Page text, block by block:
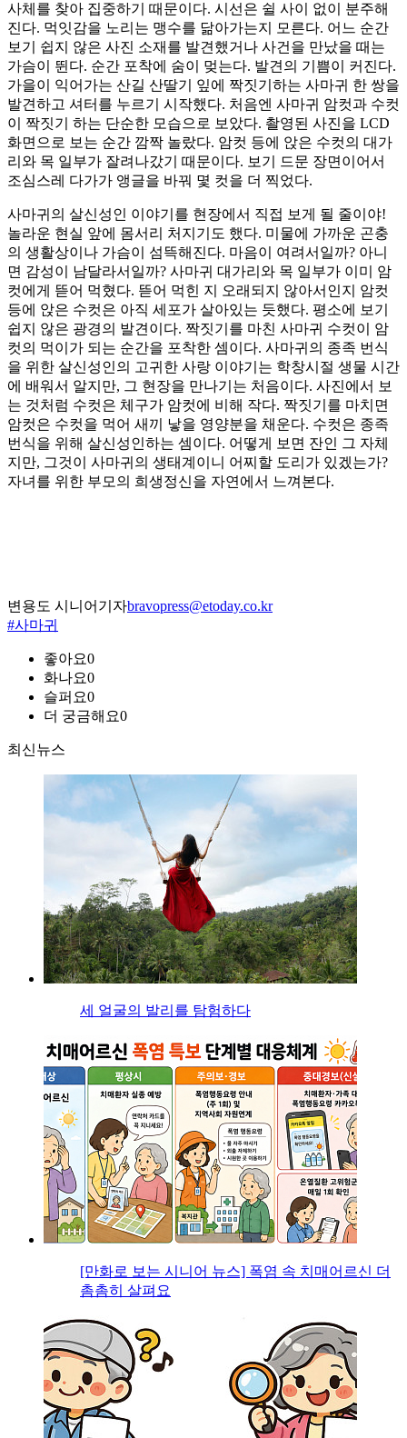
사체를 찾아 집중하기 때문이다. 시선은 쉴 사이 없이 분주해
진다. 먹잇감을 노리는 맹수를 닮아가는지 모른다. 어느 순간
보기 쉽지 않은 사진 소재를 발견했거나 사건을 만났을 때는
가슴이 뛴다. 순간 포착에 숨이 멎는다. 발견의 기쁨이 커진다.
가을이 익어가는 산길 산딸기 잎에 짝짓기하는 사마귀 한 쌍을
발견하고 셔터를 누르기 시작했다. 처음엔 사마귀 암컷과 수컷
이 짝짓기 하는 단순한 모습으로 보았다. 촬영된 사진을 LCD
화면으로 보는 순간 깜짝 놀랐다. 암컷 등에 앉은 수컷의 대가
리와 목 일부가 잘려나갔기 때문이다. 보기 드문 장면이어서
조심스레 다가가 앵글을 바꿔 몇 컷을 더 찍었다.
사마귀의 살신성인 이야기를 현장에서 직접 보게 될 줄이야!
놀라운 현실 앞에 몸서리 처지기도 했다. 미물에 가까운 곤충
의 생활상이나 가슴이 섬뜩해진다. 마음이 여려서일까? 아니
면 감성이 남달라서일까? 사마귀 대가리와 목 일부가 이미 암
컷에게 뜯어 먹혔다. 뜯어 먹힌 지 오래되지 않아서인지 암컷
등에 앉은 수컷은 아직 세포가 살아있는 듯했다. 평소에 보기
쉽지 않은 광경의 발견이다. 짝짓기를 마친 사마귀 수컷이 암
컷의 먹이가 되는 순간을 포착한 셈이다. 사마귀의 종족 번식
을 위한 살신성인의 고귀한 사랑 이야기는 학창시절 생물 시간
에 배워서 알지만, 그 현장을 만나기는 처음이다. 사진에서 보
는 것처럼 수컷은 체구가 암컷에 비해 작다. 짝짓기를 마치면
암컷은 수컷을 먹어 새끼 낳을 영양분을 채운다. 수컷은 종족
번식을 위해 살신성인하는 셈이다. 어떻게 보면 잔인 그 자체
지만, 그것이 사마귀의 생태계이니 어찌할 도리가 있겠는가?
자녀를 위한 부모의 희생정신을 자연에서 느껴본다.
변용도 시니어기자bravopress@etoday.co.kr
#사마귀
좋아요0
화나요0
슬퍼요0
더 궁금해요0
최신뉴스
세 얼굴의 발리를 탐험하다
[만화로 보는 시니어 뉴스] 폭염 속 치매어르신 더
촘촘히 살펴요